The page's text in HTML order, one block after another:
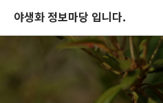
야생화 정보마당 입니다.